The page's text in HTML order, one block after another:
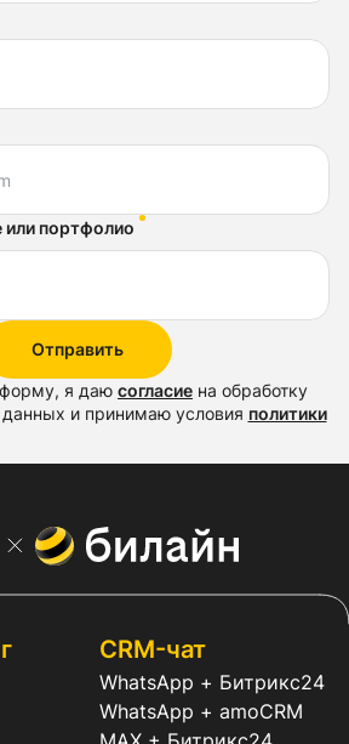
портфолио
Отправить
я даю согласие на обработку
и принимаю условия политики
CRM-чат
WhatsApp + Битрикс24
WhatsApp + amoCRM